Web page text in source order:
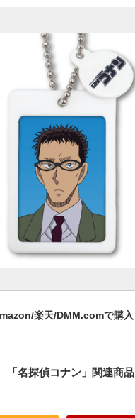
楽天/DMM.comで購入
「名探偵コナン」関連商品